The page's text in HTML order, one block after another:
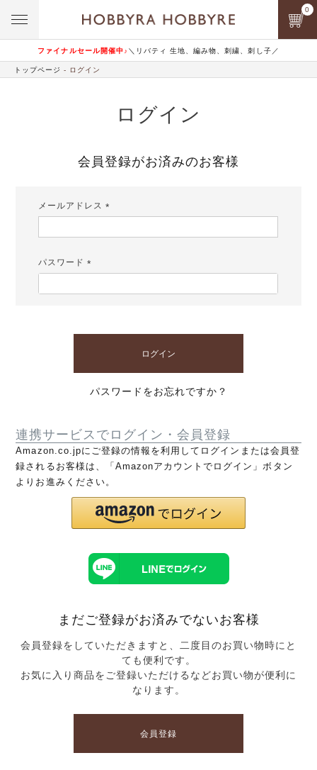
ファイナルセール開催中♪ ＼リバティ 生地、編み物、刺繍、刺し子／
0
トップページ ログイン
ログイン
会員登録がお済みのお客様
メールアドレス
パスワード
ログイン
パスワードをお忘れですか？
連携サービスでログイン・会員登録
Amazon.co.jpにご登録の情報を利用してログインまたは会員登
録されるお客様は、「Amazonアカウントでログイン」ボタン
よりお進みください。
まだご登録がお済みでないお客様
会員登録をしていただきますと、二度目のお買い物時にと
ても便利です。
お気に入り商品をご登録いただけるなどお買い物が便利に
なります。
会員登録